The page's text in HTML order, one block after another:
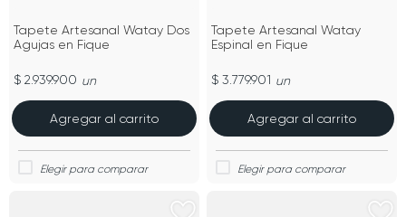
Tapete Artesanal Watay Dos
Agujas en Fique
$ 2.939.900 un
Agregar al carrito
Tapete Artesanal Watay
Espinal en Fique
$ 3.779.901 un
Agregar al carrito